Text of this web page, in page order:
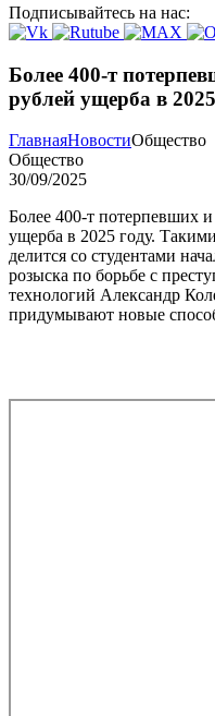
Подписывайтесь на нас:
Более 400-т
рублей ущерба в
ГлавнаяНовостиОбщество
Общество
30/09/2025
Более 400-т потерпевших
ущерба в 2025 году.
делится со студентами
розыска по борьбе с
технологий Александр
придумывают новые